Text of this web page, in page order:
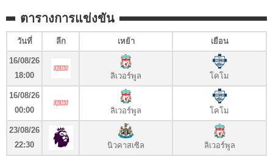
ตารางการแข่งขัน
วันที่ ลีก เหย้า เยือน
16/08/26
18:00
ลิเวอร์พูล โคโม
16/08/26
00:00
ลิเวอร์พูล โคโม
23/08/26
22:30
นิวคาสเซิล ลิเวอร์พูล